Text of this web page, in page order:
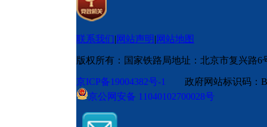
联系我们|网站声明|网站地图
版权所有：国家铁路局地址：北京市复兴路6
京ICP备19004382号-1
政府网站标识码
京公网安备 11040102700028号